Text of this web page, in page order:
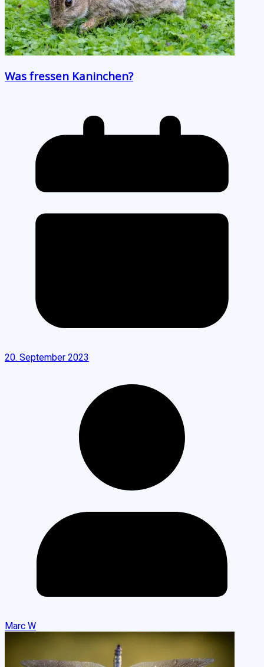
Was fressen Kaninchen?
20. September 2023
Marc W